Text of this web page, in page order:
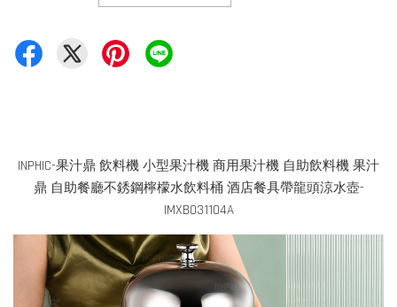
INPHIC-果汁鼎 飲料機 小型果汁機 商用果汁機 自助飲料機 果汁
鼎 自助餐廳不銹鋼檸檬水飲料桶 酒店餐具帶龍頭涼水壺-
IMXB031104A